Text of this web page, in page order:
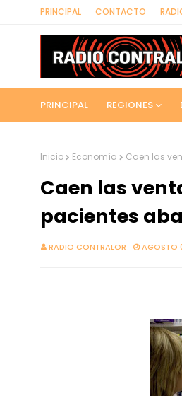
PRINCIPAL CONTACTO
PRINCIPAL REGIONES
Inicio Economía Caen las
Caen las
pacientes
RADIO CONTRALOR AGOSTO